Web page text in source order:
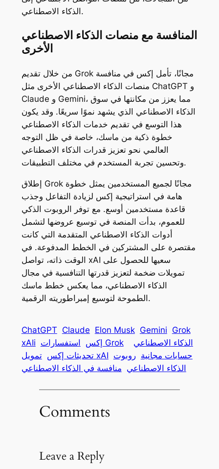
الذكاء الاصطناعي.
المنافسة مع منصات الذكاء الاصطناعي
الأخرى
من خلال تقديم Grok مجانًا، تأمل إكس في منافسة
منصات الذكاء الاصطناعي الأخرى مثل ChatGPT و
Claude و Gemini، مما يعزز من مكانتها في سوق
الذكاء الاصطناعي الذي يشهد نموًا سريعًا. وقد يكون
هذا التوسع في تقديم خدمات الذكاء الاصطناعي
خطوة ذكية من ماسك، خاصة في ظل التوجه
العالمي نحو تعزيز قدرات الذكاء الاصطناعي
وتحسين تجربة المستخدم في مختلف التطبيقات.
إطلاق Grok مجانًا لجميع المستخدمين يمثل خطوة
هامة في استراتيجية إكس لزيادة التفاعل وجذب
قاعدة مستخدمين أوسع. مع توفر الروبوت الذكي
للعموم، بدأت المنصة في توسيع عروضها لتشمل
أدوات الذكاء الاصطناعي المتقدمة التي كانت
مقتصرة على المشتركين في الخطط المدفوعة. في
الوقت ذاته، تواصل xAI سعيها للحصول على
تمويلات ضخمة لتعزيز قدرتها التنافسية في مجال
الذكاء الاصطناعي، مما يعكس خطط ماسك
الطموحة لتوسيع إمبراطوريته الرقمية.
ChatGPT Claude Elon Musk Gemini Grok
xAIi
إكس استفسارات Grok
الذكاء الاصطناعي
تحديثات إكستمويل xAI حسابات مجانية روبوت
الذكاء الاصطناعي منافسة في الذكاء الاصطناعي
Comments
Leave a Reply